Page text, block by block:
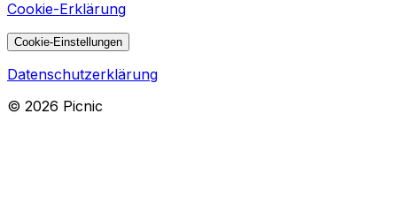
Cookie-Erklärung
Cookie-Einstellungen
Datenschutzerklärung
© 2026 Picnic